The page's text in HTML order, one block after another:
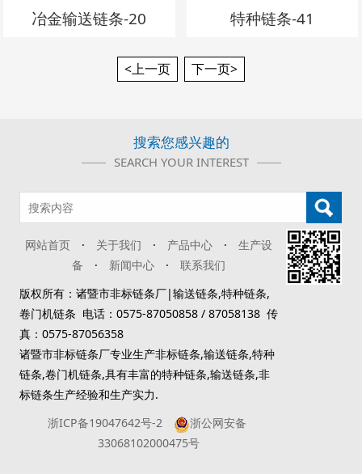
冶金输送链条-20 特种链条-41
<上一页 下一页>
搜索您感兴趣的
SEARCH YOUR INTEREST
网站首页 · 关于我们 · 产品中心 ·生产设
备 · 新闻中心 ·联系我们
版权所有：诸暨市非标链条厂|输送链条,特种链条,
卷门机链条 电话：0575-87050858 / 87058138 传
真：0575-87056358
诸暨市非标链条厂专业生产非标链条,输送链条,特种
链条,卷门机链条,具有丰富的特种链条,输送链条,非
标链条生产经验和生产实力.
浙ICP备19047642号-2
浙公网安备
33068102000475号